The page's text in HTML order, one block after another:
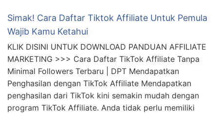
Simak! Cara Daftar Tiktok Affiliate Untuk Pemula
Wajib Kamu Ketahui
KLIK DISINI UNTUK DOWNLOAD PANDUAN AFFILIATE
MARKETING >>> Cara Daftar TikTok Affiliate Tanpa
Minimal Followers Terbaru | DPT Mendapatkan
Penghasilan dengan TikTok Affiliate Mendapatkan
penghasilan dari TikTok kini semakin mudah dengan
program TikTok Affiliate. Anda tidak perlu memiliki